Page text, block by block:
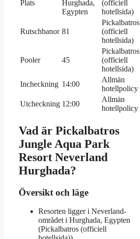
Plats
Hurghada,
Egypten
(officiell
hotellsida)
Rutschbanor 81
Pickalbatros
(officiell
hotellsida)
Pooler 45
Pickalbatros
(officiell
hotellsida)
Incheckning 14:00
Allmän
hotellpolicy
Utcheckning 12:00
Allmän
hotellpolicy
Vad är Pickalbatros
Jungle Aqua Park
Resort Neverland
Hurghada?
Översikt och läge
Resorten ligger i Neverland-
området i Hurghada, Egypten
(Pickalbatros (officiell